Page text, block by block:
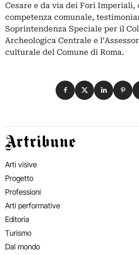
Cesare e da via dei Fori
competenza comunale,
Soprintendenza Speciale per il
Archeologica Centrale e
culturale del Comune di Roma.
Condividi su
Condividi su X
Condividi
Artribune
Arti visive
Progetto
Professioni
Arti performative
Editoria
Turismo
Dal mondo